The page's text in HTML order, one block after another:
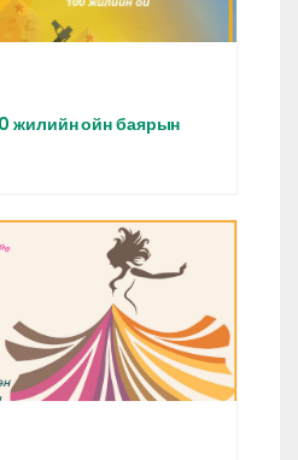
жилийн ойн баярын